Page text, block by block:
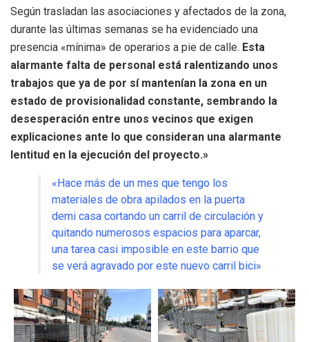
Según trasladan las asociaciones y afectados de la zona,
durante las últimas semanas se ha evidenciado una
presencia «mínima» de operarios a pie de calle. Esta
alarmante falta de personal está ralentizando unos
trabajos que ya de por sí mantenían la zona en un
estado de provisionalidad constante, sembrando la
desesperación entre unos vecinos que exigen
explicaciones ante lo que consideran una alarmante
lentitud en la ejecución del proyecto.»
«Hace más de un mes que tengo los
materiales de obra apilados en la puerta
demi casa cortando un carril de circulación y
quitando numerosos espacios para aparcar,
una tarea casi imposible en este barrio que
se verá agravado por este nuevo carril bici»